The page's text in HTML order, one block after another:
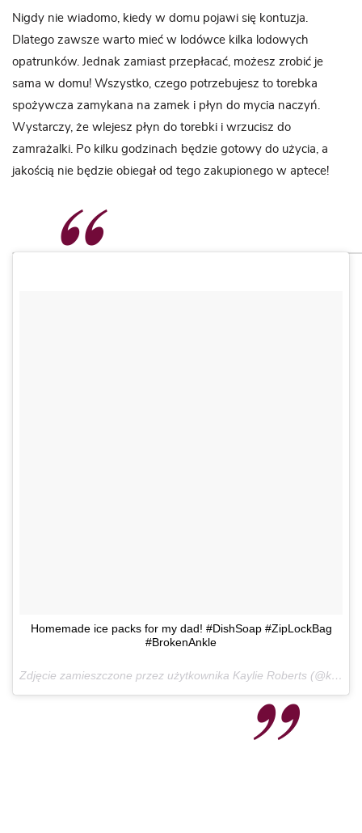
Nigdy nie wiadomo, kiedy w domu pojawi się kontuzja.
Dlatego zawsze warto mieć w lodówce kilka lodowych
opatrunków. Jednak zamiast przepłacać, możesz zrobić je
sama w domu! Wszystko, czego potrzebujesz to torebka
spożywcza zamykana na zamek i płyn do mycia naczyń.
Wystarczy, że wlejesz płyn do torebki i wrzucisz do
zamrażalki. Po kilku godzinach będzie gotowy do użycia, a
jakością nie będzie obiegał od tego zakupionego w aptece!
Homemade ice packs for my dad! #DishSoap #ZipLockBag
#BrokenAnkle
Zdjęcie zamieszczone przez użytkownika Kaylie Roberts (@kayliemarie94)